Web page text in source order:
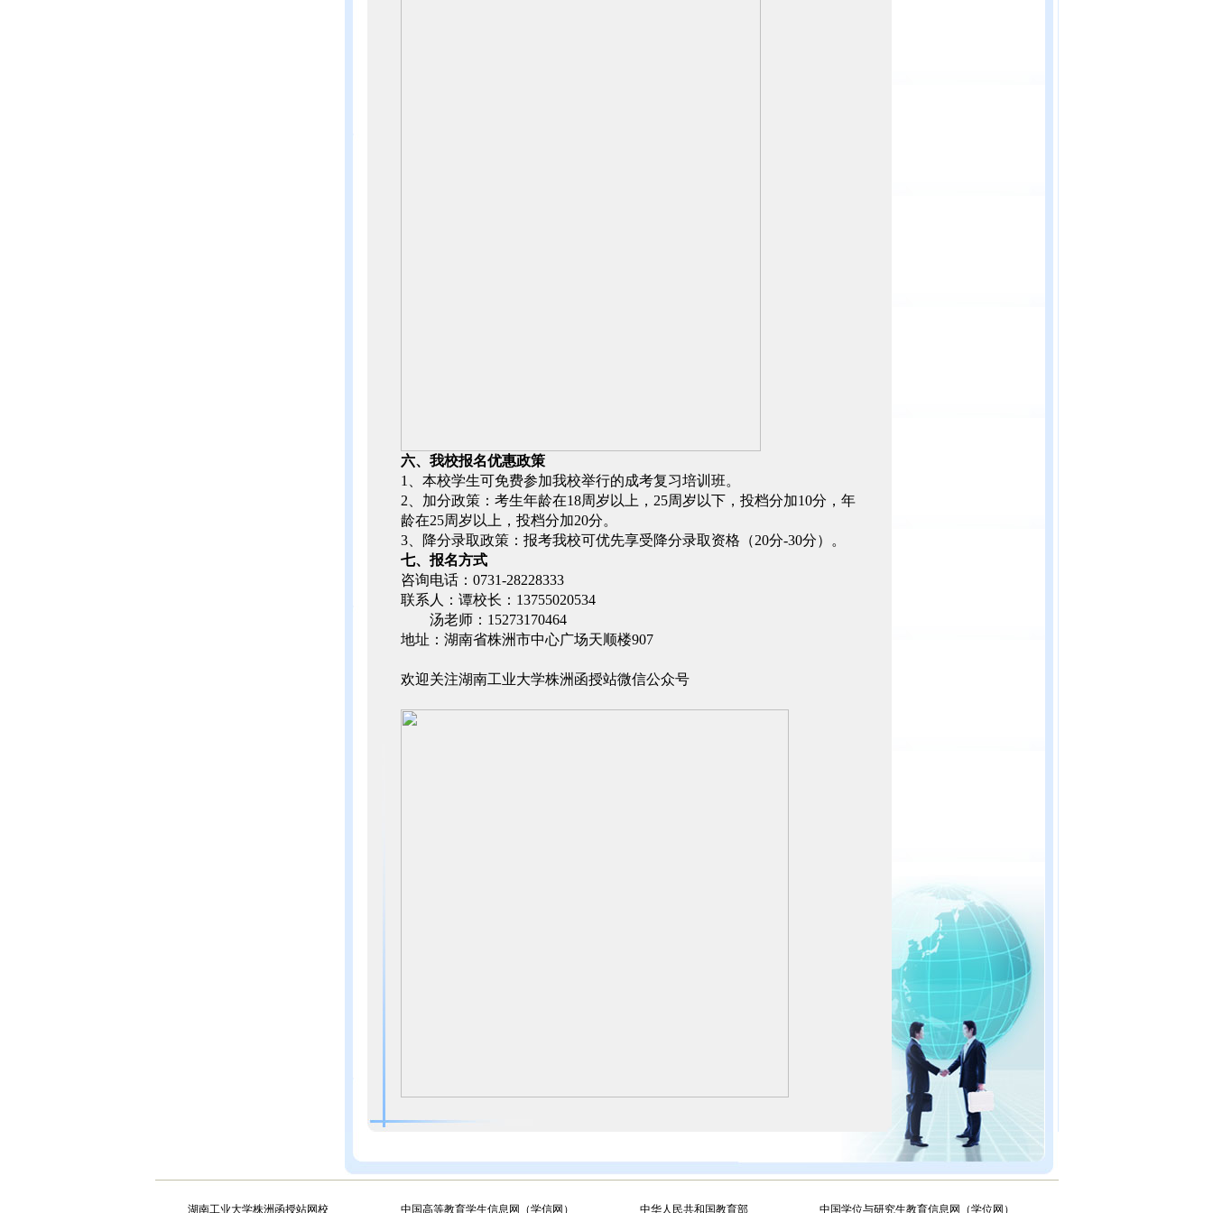
六、我校报名优惠政策
1、本校学生可免费参加我校举行的成考复习培训班。
2、加分政策：考生年龄在18周岁以上，25周岁以下，投档分加10分，年
龄在25周岁以上，投档分加20分。
3、降分录取政策：报考我校可优先享受降分录取资格（20分-30分）。
七、报名方式
咨询电话： 0731-28228333
联系人：谭校长： 13755020534
汤老师： 15273170464
地址：湖南省株洲市中心广场天顺楼907
欢迎关注湖南工业大学株洲函授站微信公众号
湖南工业大学株洲函授站网校 中国高等教育学生信息网（学信网） 中华人民共和国教育部 中国学位与研究生教育信息网（学位网）